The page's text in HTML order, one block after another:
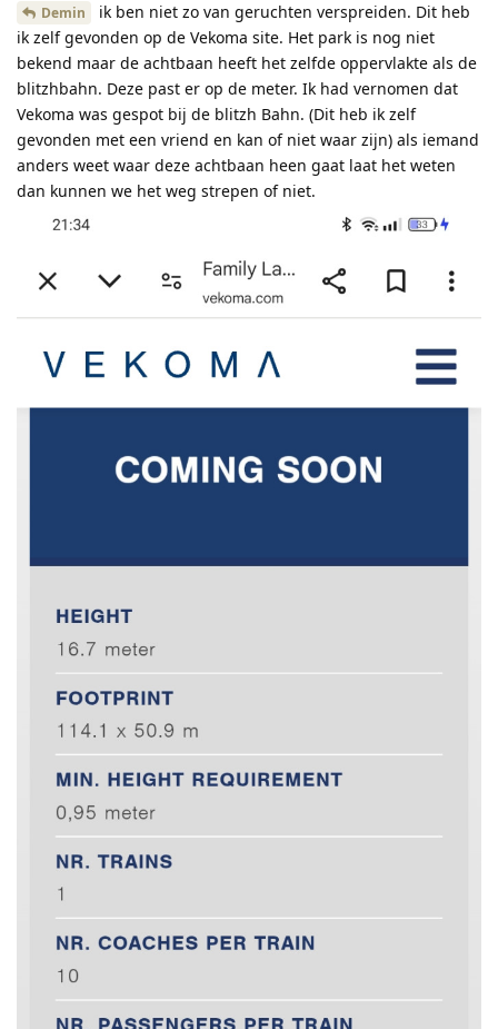
Demin
ik ben niet zo van geruchten verspreiden. Dit heb
ik zelf gevonden op de Vekoma site. Het park is nog niet
bekend maar de achtbaan heeft het zelfde oppervlakte als de
blitzhbahn. Deze past er op de meter. Ik had vernomen dat
Vekoma was gespot bij de blitzh Bahn. (Dit heb ik zelf
gevonden met een vriend en kan of niet waar zijn) als iemand
anders weet waar deze achtbaan heen gaat laat het weten
dan kunnen we het weg strepen of niet.